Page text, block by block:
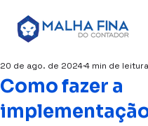
Como fazer a
20 de ago. de 20244 min de leitura